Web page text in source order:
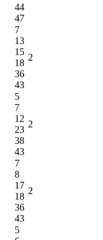
44
47
7
13
15
18
36
43
2
5
7
12
23
38
43
2
7
8
17
18
36
43
2
5